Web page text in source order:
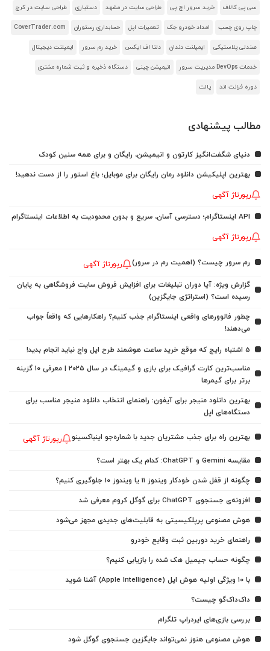
سی پی کالاف خرید سرور اچ پی طراحی سایت در مشهد دستیاری طراحی سایت در کرج
چاپ روی چسب امداد خودرو جک تعمیرات اپل حسابداری رستوران CoverTrader.com
صندلی پلاستیکی ایمپلنت دندان دلتا اف ایکس خرید رم سرور ایمپلنت دیجیتال
خدمات DevOps مدیریت سرور انیمیشن چینی دستگاه ذخیره و ثبت شماره مشتری
دوره فرانت اند پالت
مطالب پیشنهادی
دنیای شگفت‌انگیز کارتون و انیمیشن، رایگان و برای همه سنین کودک
بهترین اپلیکیشن دانلود رمان رایگان برای موبایل؛ باغ استور را از دست ندهید!
رپورتاژ آگهی
API اینستاگرام؛ دسترسی آسان، سریع و بدون محدودیت به اطلاعات اینستاگرام
رپورتاژ آگهی
رم سرور چیست؟ (اهمیت رم در سرور) رپورتاژ آگهی
گزارش ویژه: آیا دوران تبلیغات برای افزایش فروش سایت فروشگاهی به پایان
رسیده است؟ (استراتژی جایگزین)
چطور فالوورهای واقعی اینستاگرام جذب کنیم؟ راهکارهایی که واقعاً جواب
می‌دهند!
5 اشتباه رایج که موقع خرید ساعت هوشمند طرح اپل واچ نباید انجام بدید!
مناسب‌ترین کارت گرافیک برای بازی و گیمینگ در سال ۲۰۲۵ | معرفی ۱۰ گزینه
برتر برای گیمرها
بهترین دانلود منیجر برای آیفون: راهنمای انتخاب دانلود منیجر مناسب برای
دستگاه‌های اپل
بهترین راه برای جذب مشتریان جدید با شماره‌جو اینباکسینو رپورتاژ آگهی
مقایسه Gemini و ChatGPT: کدام یک بهتر است؟
چگونه از قفل شدن خودکار ویندوز 11 یا ویندوز 10 جلوگیری کنیم؟
افزونه‌ی جستجوی ChatGPT برای گوگل کروم معرفی شد
هوش مصنوعی پرپلکیسیتی به قابلیت‌های جدیدی مجهز می‌شود
راهنمای خرید دوربین ثبت وقایع خودرو
چگونه حساب جیمیل هک شده را بازیابی کنیم؟
با ۱۰ ویژگی اولیه هوش اپل (Apple Intelligence) آشنا شوید
داک‌داک‌گو چیست؟
بررسی بازی‌های ایردراپ تلگرام
هوش مصنوعی هنوز نمی‌تواند جایگزین جستجوی گوگل شود